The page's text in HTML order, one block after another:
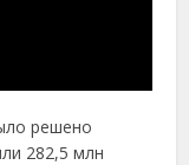
решено
282,5 млн